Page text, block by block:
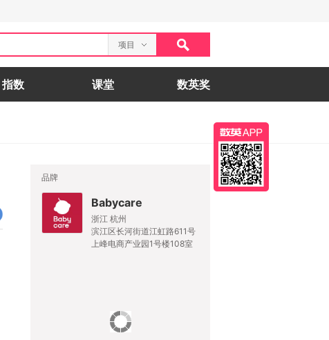
项目
指数 课堂 数英奖
品牌
Babycare
浙江 杭州
滨江区长河街道江虹路611号
上峰电商产业园1号楼108室